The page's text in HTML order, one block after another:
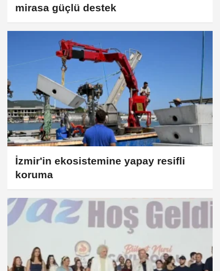
mirasa güçlü destek
İzmir'in ekosistemine yapay resifli
koruma